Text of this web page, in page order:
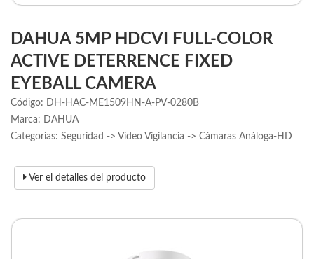
DAHUA 5MP HDCVI FULL-COLOR
ACTIVE DETERRENCE FIXED
EYEBALL CAMERA
Código: DH-HAC-ME1509HN-A-PV-0280B
Marca: DAHUA
Categorias: Seguridad -> Video Vigilancia -> Cámaras Análoga-HD
Ver el detalles del producto